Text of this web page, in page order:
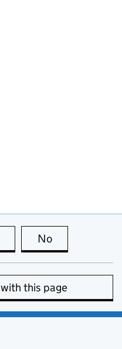
this page is useful
No
this page